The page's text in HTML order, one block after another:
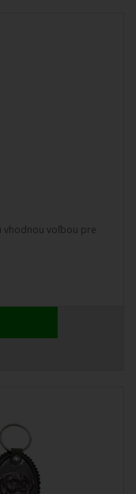
vhodnou voľbou pre